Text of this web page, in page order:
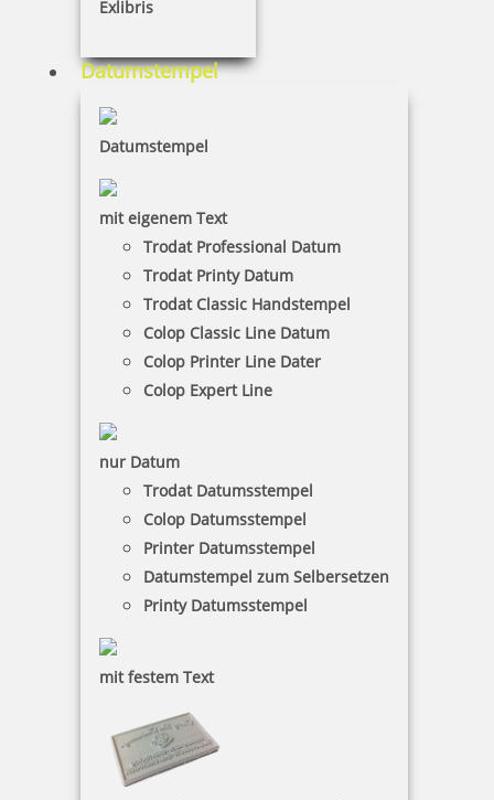
Exlibris
Datumstempel
Datumstempel
mit eigenem Text
Trodat Professional Datum
Trodat Printy Datum
Trodat Classic Handstempel
Colop Classic Line Datum
Colop Printer Line Dater
Colop Expert Line
nur Datum
Trodat Datumsstempel
Colop Datumsstempel
Printer Datumsstempel
Datumstempel zum Selbersetzen
Printy Datumsstempel
mit festem Text